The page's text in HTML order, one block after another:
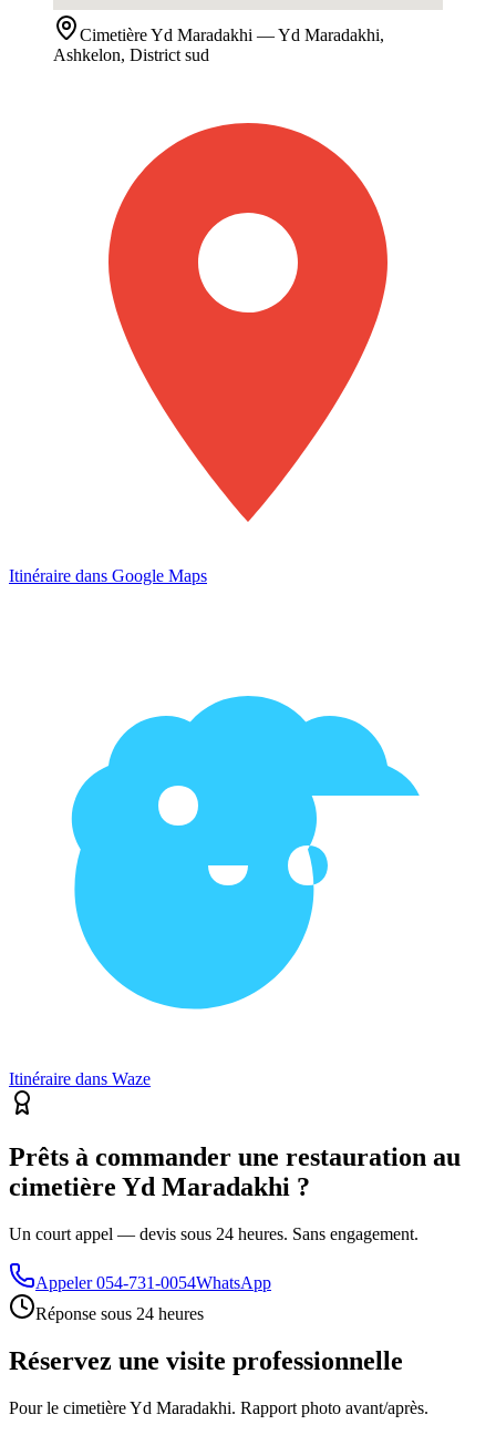
CimetièreYd Maradakhi — Yd Maradakhi,
Ashkelon, District sud
Itinéraire dans Google Maps
Itinéraire dans Waze
Prêts à commander une restauration au
cimetière Yd Maradakhi ?
Un court appel — devis sous 24 heures. Sans engagement.
Appeler 054-731-0054WhatsApp
Réponse sous 24 heures
Réservez une visite professionnelle
Pour le cimetière Yd Maradakhi. Rapport photo avant/après.